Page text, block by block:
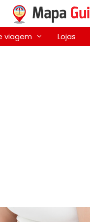
viagem Lojas